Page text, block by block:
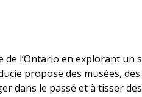
l’Ontario en explorant un
propose des musées,
dans le passé et à tisser